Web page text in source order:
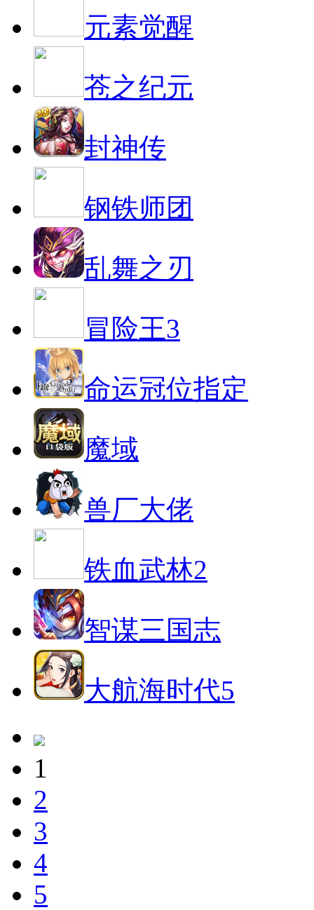
元素觉醒
苍之纪元
封神传
钢铁师团
乱舞之刃
冒险王3
命运冠位指定
魔域
兽厂大佬
铁血武林2
智谋三国志
大航海时代5
1
2
3
4
5